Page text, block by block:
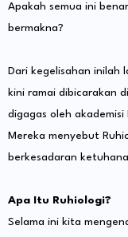
Apakah semua ini
bermakna?
Dari kegelisahan inilah
kini ramai dibicarakan
digagas oleh
Mereka menyebut
berkesadaran
Apa Itu Ruhiologi?
Selama ini kita